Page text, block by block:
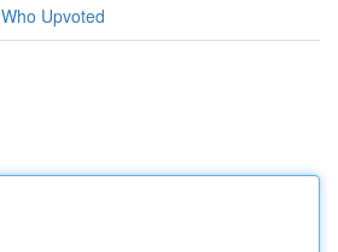
Who Upvoted